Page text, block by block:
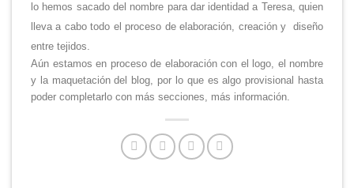
lo hemos sacado del nombre para dar identidad a Teresa, quien
lleva a cabo todo el proceso de elaboración, creación y diseño
entre tejidos.
Aún estamos en proceso de elaboración con el logo, el nombre
y la maquetación del blog, por lo que es algo provisional hasta
poder completarlo con más secciones, más información.